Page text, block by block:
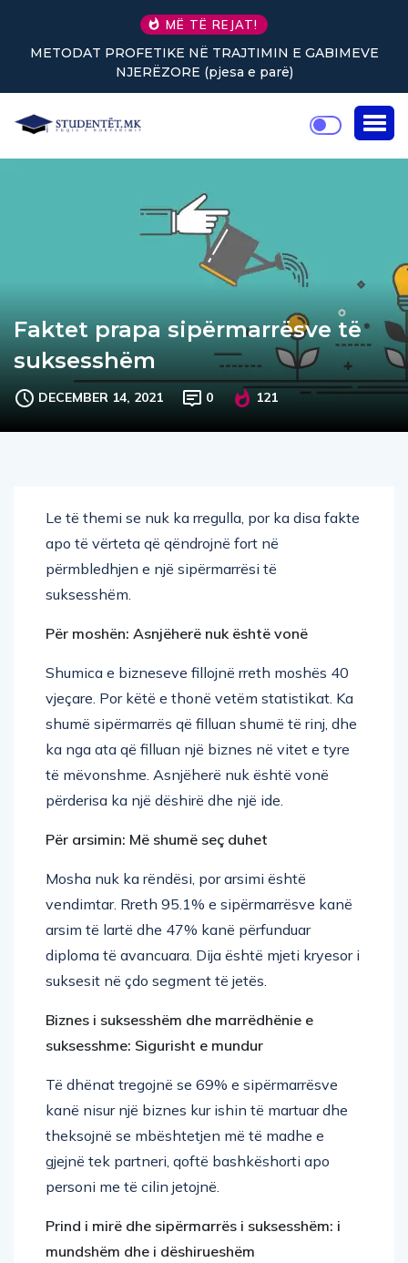
MË TË REJAT!
Nuk keni vullnet për të punuar? Tre truke të vogla
rikthejnë energjinë
Faktet prapa sipërmarrësve të
suksesshëm
DECEMBER 14, 2021 0 121
Le të themi se nuk ka rregulla, por ka disa fakte
apo të vërteta që qëndrojnë fort në
përmbledhjen e një sipërmarrësi të
suksesshëm.
Për moshën: Asnjëherë nuk është vonë
Shumica e bizneseve fillojnë rreth moshës 40
vjeçare. Por këtë e thonë vetëm statistikat. Ka
shumë sipërmarrës që filluan shumë të rinj, dhe
ka nga ata që filluan një biznes në vitet e tyre
të mëvonshme. Asnjëherë nuk është vonë
përderisa ka një dëshirë dhe një ide.
Për arsimin: Më shumë seç duhet
Mosha nuk ka rëndësi, por arsimi është
vendimtar. Rreth 95.1% e sipërmarrësve kanë
arsim të lartë dhe 47% kanë përfunduar
diploma të avancuara. Dija është mjeti kryesor i
suksesit në çdo segment të jetës.
Biznes i suksesshëm dhe marrëdhënie e
suksesshme: Sigurisht e mundur
Të dhënat tregojnë se 69% e sipërmarrësve
kanë nisur një biznes kur ishin të martuar dhe
theksojnë se mbështetjen më të madhe e
gjejnë tek partneri, qoftë bashkëshorti apo
personi me të cilin jetojnë.
Prind i mirë dhe sipërmarrës i suksesshëm: i
mundshëm dhe i dëshirueshëm